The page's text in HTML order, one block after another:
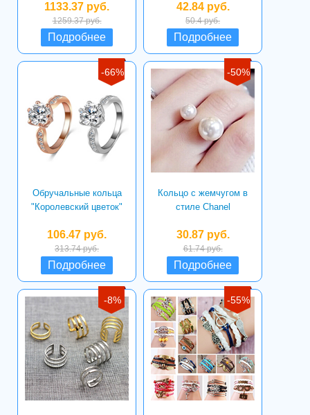
1133.37 руб.
1259.37 руб.
Подробнее
42.84 руб.
50.4 руб.
Подробнее
-66%
Обручальные кольца
"Королевский цветок"
106.47 руб.
313.74 руб.
Подробнее
-50%
Кольцо с жемчугом в
стиле Chanel
30.87 руб.
61.74 руб.
Подробнее
-8% -55%